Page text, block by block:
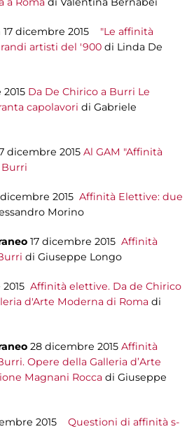
17 dicembre 2015
"Le affinità
artisti del '900 di Linda De
Da De Chirico a Burri Le
capolavori di Gabriele
dicembre 2015 Al GAM "Affinità
Burri
dicembre 2015 Affinità Elettive: due
Morino
17 dicembre 2015 Affinità
di Giuseppe Longo
Affinità elettive. Da de Chirico
d'Arte Moderna di Roma di
28 dicembre 2015 Affinità
Opere della Galleria d’Arte
Magnani Rocca di Giuseppe
2015 Questioni di affinità s-